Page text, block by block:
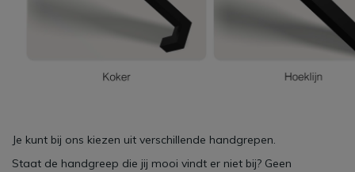
Je kunt bij ons kiezen uit verschillende handgrepen.
Staat de handgreep die jij mooi vindt er niet bij? Geen